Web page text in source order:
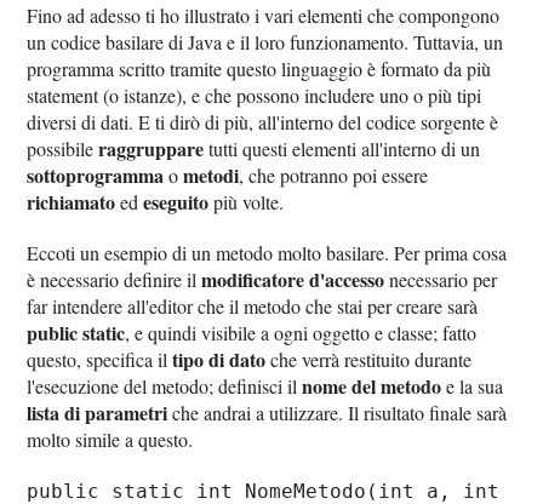
Fino ad adesso ti ho illustrato i vari elementi che compongono
un codice basilare di Java e il loro funzionamento. Tuttavia, un
programma scritto tramite questo linguaggio è formato da più
statement (o istanze), e che possono includere uno o più tipi
diversi di dati. E ti dirò di più, all'interno del codice sorgente è
possibileraggrupparetutti questi elementi all'interno di un
sottoprogrammaometodi, che potranno poi essere
richiamatoedeseguitopiù volte.
Eccoti un esempio di un metodo molto basilare. Per prima cosa
è necessario definire ilmodificatore d'accessonecessario per
far intendere all'editor che il metodo che stai per creare sarà
public static, e quindi visibile a ogni oggetto e classe; fatto
questo, specifica iltipo di datoche verrà restituito durante
l'esecuzione del metodo; definisci ilnome del metodoe la sua
lista di parametriche andrai a utilizzare. Il risultato finale sarà
molto simile a questo.
public static int NomeMetodo(int a, int